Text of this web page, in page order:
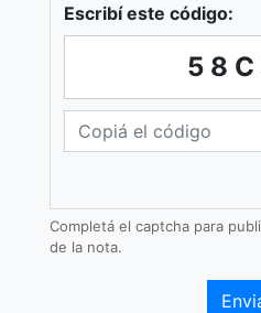
Escribí este código:
Completá el captcha para
de la nota.